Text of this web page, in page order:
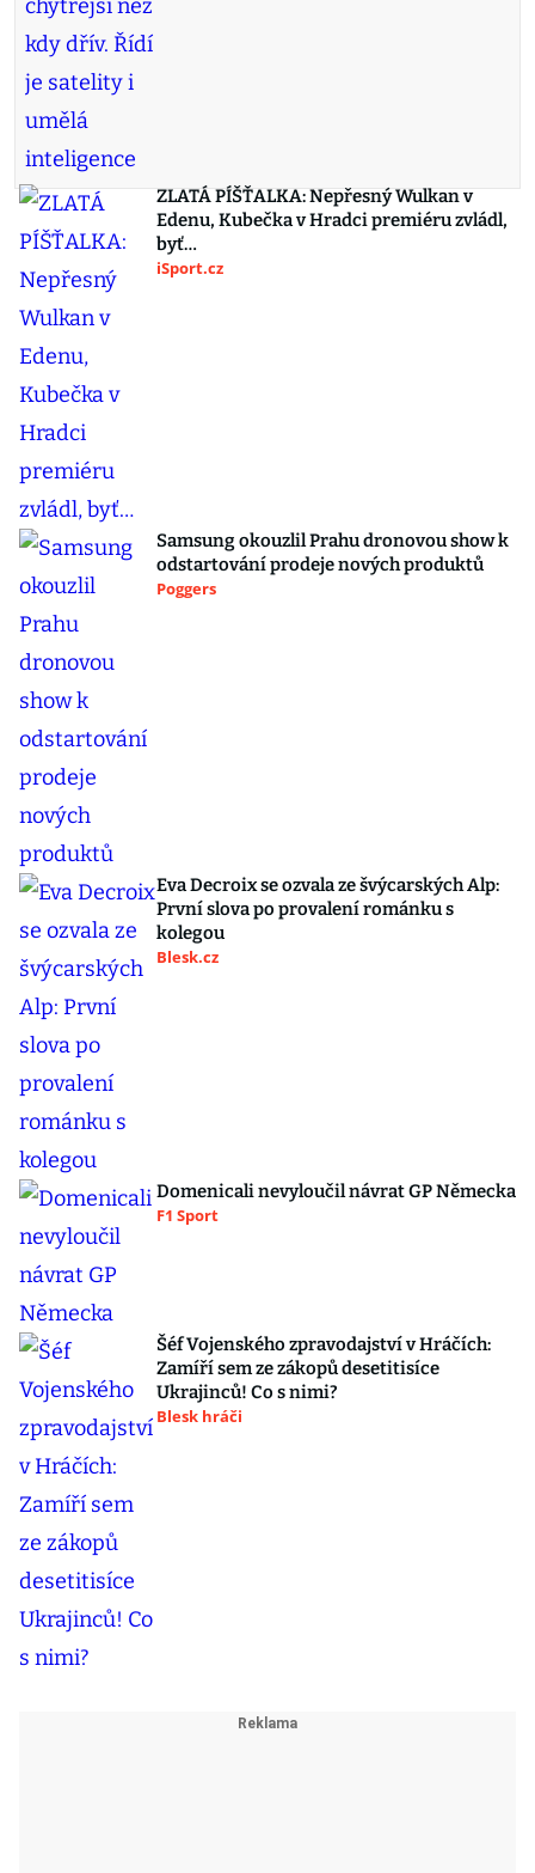
ZLATÁ PÍŠŤALKA: Nepřesný Wulkan v
Edenu, Kubečka v Hradci premiéru zvládl,
byť…
iSport.cz
Samsung okouzlil Prahu dronovou show k
odstartování prodeje nových produktů
Poggers
Eva Decroix se ozvala ze švýcarských Alp:
První slova po provalení románku s
kolegou
Blesk.cz
Domenicali nevyloučil návrat GP Německa
F1 Sport
Šéf Vojenského zpravodajství v Hráčích:
Zamíří sem ze zákopů desetitisíce
Ukrajinců! Co s nimi?
Blesk hráči